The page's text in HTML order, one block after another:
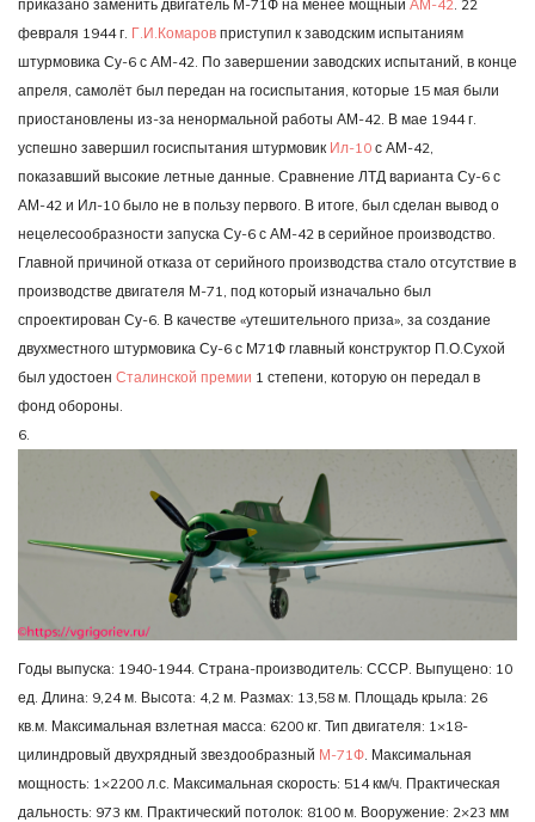
приказано заменить двигатель М-71Ф на менее мощный АМ-42. 22
февраля 1944 г. Г.И.Комаров приступил к заводским испытаниям
штурмовика Су-6 с АМ-42. По завершении заводских испытаний, в конце
апреля, самолёт был передан на госиспытания, которые 15 мая были
приостановлены из-за ненормальной работы АМ-42. В мае 1944 г.
успешно завершил госиспытания штурмовик Ил-10 с АМ-42,
показавший высокие летные данные. Сравнение ЛТД варианта Су-6 с
АМ-42 и Ил-10 было не в пользу первого. В итоге, был сделан вывод о
нецелесообразности запуска Су-6 с АМ-42 в серийное производство.
Главной причиной отказа от серийного производства стало отсутствие в
производстве двигателя М-71, под который изначально был
спроектирован Су-6. В качестве «утешительного приза», за создание
двухместного штурмовика Су-6 с М71Ф главный конструктор П.О.Сухой
был удостоен Сталинской премии 1 степени, которую он передал в
фонд обороны.
6.
Годы выпуска: 1940-1944. Страна-производитель: СССР. Выпущено: 10
ед. Длина: 9,24 м. Высота: 4,2 м. Размах: 13,58 м. Площадь крыла: 26
кв.м. Максимальная взлетная масса: 6200 кг. Тип двигателя: 1×18-
цилиндровый двухрядный звездообразный М-71Ф . Максимальная
мощность: 1×2200 л.с. Максимальная скорость: 514 км/ч. Практическая
дальность: 973 км. Практический потолок: 8100 м. Вооружение: 2×23 мм